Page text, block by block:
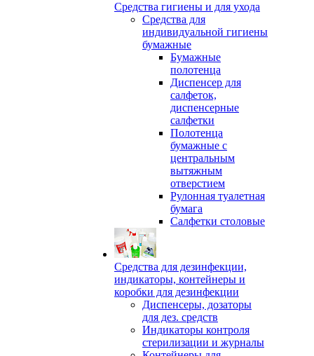
Средства гигиены и для ухода
Средства для
индивидуальной гигиены
бумажные
Бумажные
полотенца
Диспенсер для
салфеток,
диспенсерные
салфетки
Полотенца
бумажные с
центральным
вытяжным
отверстием
Рулонная туалетная
бумага
Салфетки столовые
Средства для дезинфекции,
индикаторы, контейнеры и
коробки для дезинфекции
Диспенсеры, дозаторы
для дез. средств
Индикаторы контроля
стерилизации и журналы